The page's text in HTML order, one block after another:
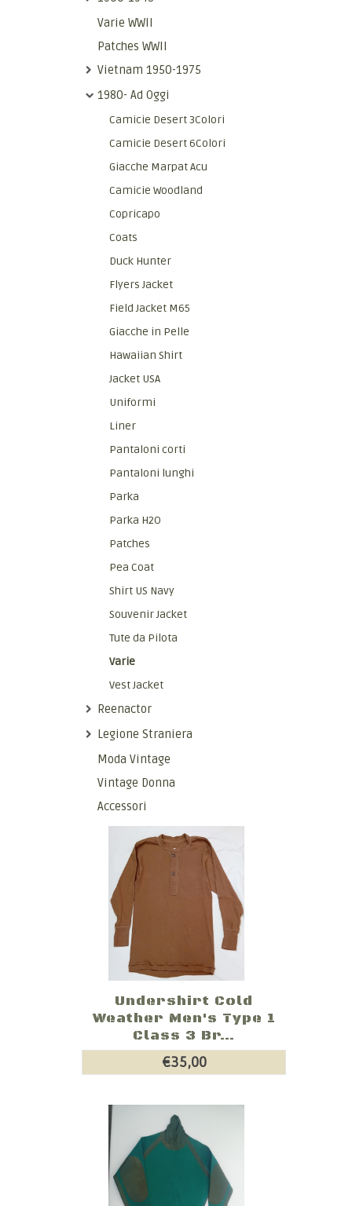
Varie WWII
Patches WWII
Vietnam 1950-1975
1980- Ad Oggi
Camicie Desert 3Colori
Camicie Desert 6Colori
Giacche Marpat Acu
Camicie Woodland
Copricapo
Coats
Duck Hunter
Flyers Jacket
Field Jacket M65
Giacche in Pelle
Hawaiian Shirt
Jacket USA
Uniformi
Liner
Pantaloni corti
Pantaloni lunghi
Parka
Parka H2O
Patches
Pea Coat
Shirt US Navy
Souvenir Jacket
Tute da Pilota
Varie
Vest Jacket
Reenactor
Legione Straniera
Moda Vintage
Vintage Donna
Accessori
Undershirt Cold
Weather Men's Type 1
Class 3 Br...
€35,00